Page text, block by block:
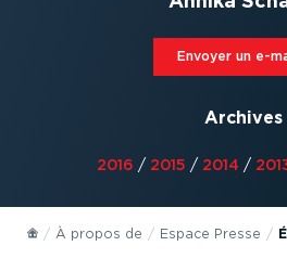
Envoyer un e-
Archives
2016 / 2015 / 2014 /
À propos de Espace Presse